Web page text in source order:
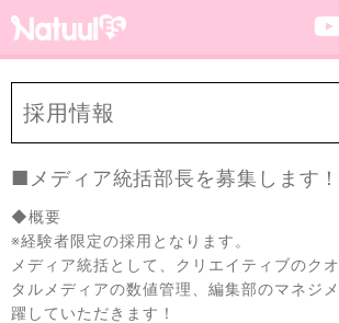
採用情報
■メディア統括部長を募集します！
◆概要
※経験者限定の採用となります。
メディア統括として、クリエイティブのク
タルメディアの数値管理、編集部のマネジ
躍していただきます！